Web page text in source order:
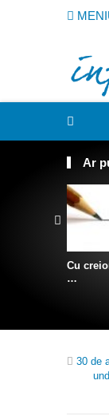
Ar
Cu
…
30 de